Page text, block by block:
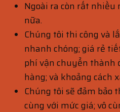
Ngoài ra còn rất
nữa.
Chúng tôi thi công và
nhanh chóng; giá rẻ
phí vận chuyển thành
hàng; và khoảng cách
Chúng tôi sẽ đảm bảo
cùng với mức giá; vô